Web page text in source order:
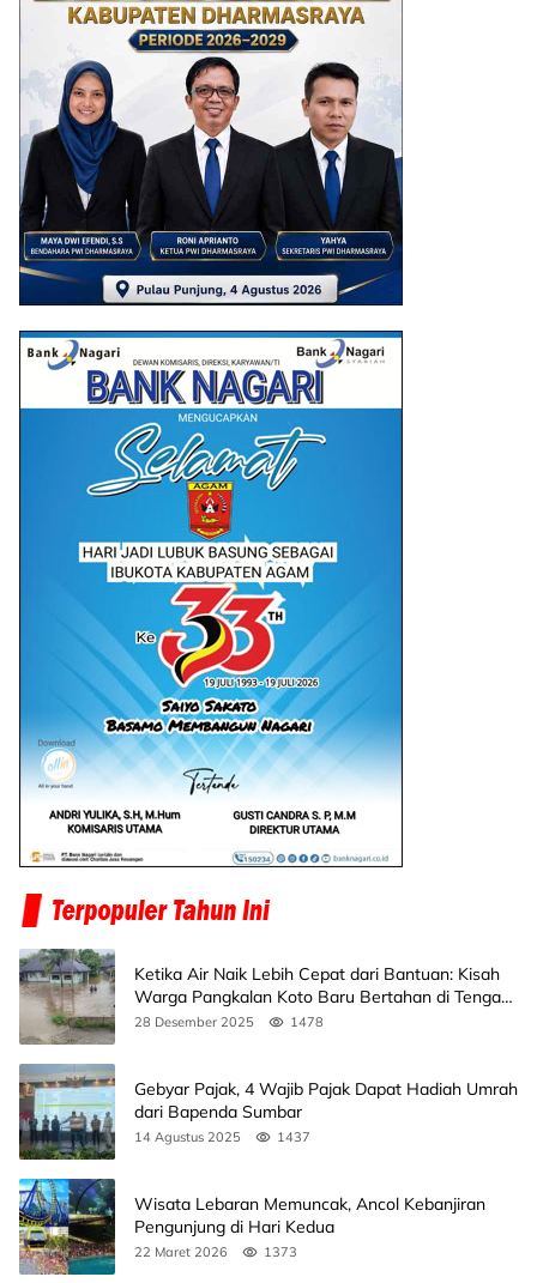
Ketika Air Naik Lebih Cepat dari Bantuan: Kisah
Warga Pangkalan Koto Baru Bertahan di Tengah
Banjir
28 Desember 2025 1478
Gebyar Pajak, 4 Wajib Pajak Dapat Hadiah Umrah
dari Bapenda Sumbar
14 Agustus 2025 1437
Wisata Lebaran Memuncak, Ancol Kebanjiran
Pengunjung di Hari Kedua
22 Maret 2026 1373